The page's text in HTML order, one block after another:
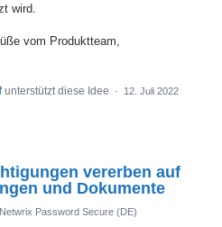
wird.
vom Produktteam,
unterstützt diese Idee · 12. Juli 2022
vererben auf
und Dokumente
Netwrix Password Secure (DE)